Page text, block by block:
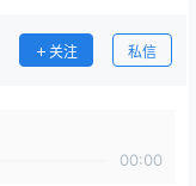
关注 私信
00:00